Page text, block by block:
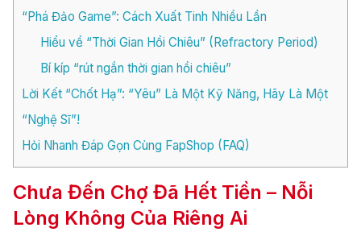
“Phá Đảo Game”: Cách Xuất Tinh Nhiều Lần
Hiểu về “Thời Gian Hồi Chiêu” (Refractory Period)
Bí kíp “rút ngắn thời gian hồi chiêu”
Lời Kết “Chốt Hạ”: “Yêu” Là Một Kỹ Năng, Hãy Là Một
“Nghệ Sĩ”!
Hỏi Nhanh Đáp Gọn Cùng FapShop (FAQ)
Chưa Đến Chợ Đã Hết Tiền – Nỗi
Lòng Không Của Riêng Ai